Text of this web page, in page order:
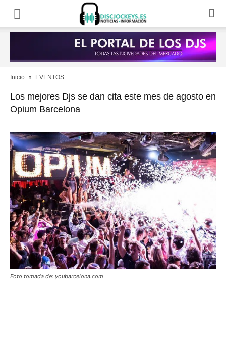
Inicio EVENTOS
Los mejores Djs se dan cita este mes de agosto en
Opium Barcelona
Foto tomada de: youbarcelona.com